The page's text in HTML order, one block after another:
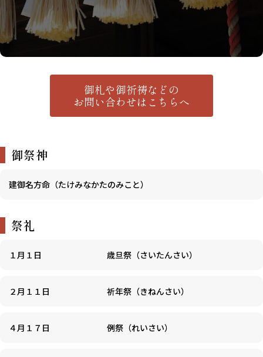
御札や御祈祷などの
お問い合わせはこちらへ
御祭神
建御名方命（たけみなかたのみこと）
祭礼
１月１日 歳旦祭（さいたんさい）
２月１１日 祈年祭（きねんさい）
４月１７日 例祭（れいさい）